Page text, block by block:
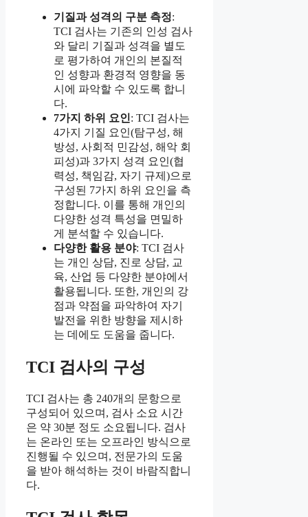
기질과 성격의 구분 측정:
TCI 검사는 기존의 인성 검사
와 달리 기질과 성격을 별도
로 평가하여 개인의 본질적
인 성향과 환경적 영향을 동
시에 파악할 수 있도록 합니
다.
7가지 하위 요인: TCI 검사는
4가지 기질 요인(탐구성, 해
방성, 사회적 민감성, 해악 회
피성)과 3가지 성격 요인(협
력성, 책임감, 자기 규제)으로
구성된 7가지 하위 요인을 측
정합니다. 이를 통해 개인의
다양한 성격 특성을 면밀하
게 분석할 수 있습니다.
다양한 활용 분야: TCI 검사
는 개인 상담, 진로 상담, 교
육, 산업 등 다양한 분야에서
활용됩니다. 또한, 개인의 강
점과 약점을 파악하여 자기
발전을 위한 방향을 제시하
는 데에도 도움을 줍니다.
TCI 검사의 구성
TCI 검사는 총 240개의 문항으로
구성되어 있으며, 검사 소요 시간
은 약 30분 정도 소요됩니다. 검사
는 온라인 또는 오프라인 방식으로
진행될 수 있으며, 전문가의 도움
을 받아 해석하는 것이 바람직합니
다.